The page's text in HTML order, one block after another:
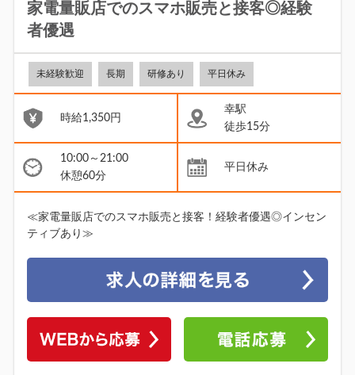
家電量販店でのスマホ販売と接客◎経験
者優遇
未経験歓迎 長期 研修あり 平日休み
時給1,350円
幸駅
徒歩15分
10:00～21:00
休憩60分
平日休み
≪家電量販店でのスマホ販売と接客！経験者優遇◎インセン
ティブあり≫